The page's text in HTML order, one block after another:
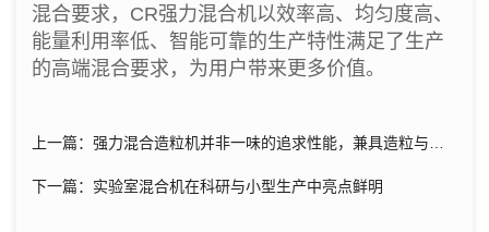
混合要求，CR强力混合机以效率高、均匀度高、
能量利用率低、智能可靠的生产特性满足了生产
的高端混合要求，为用户带来更多价值。
上一篇：强力混合造粒机并非一味的追求性能，兼具造粒与质
量要求
下一篇：实验室混合机在科研与小型生产中亮点鲜明